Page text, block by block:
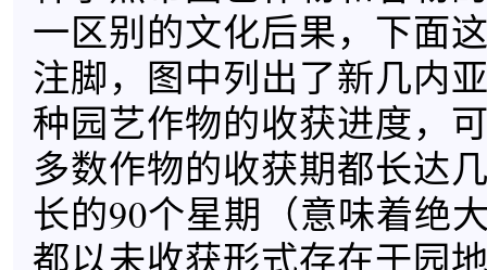
一区别的文化后果，下面
注脚，图中列出了新几内
种园艺作物的收获进度，
多数作物的收获期都长达
长的90个星期（意味着绝
都以未收获形式存在于园